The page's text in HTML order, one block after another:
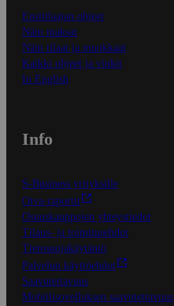
Ensitilaajan ohjeet
Näin maksat
Näin tilaat ja muokkaat
Kaikki ohjeet ja vinkit
In English
Info
S-Business yrityksille
Oiva-raportit
Osuuskauppojen yhteystiedot
Tilaus- ja toimitusehdot
Tietosuojakäytäntö
Palvelun käyttöehdot
Saavutettavuus
Mobiilisovelluksen saavutettavuus